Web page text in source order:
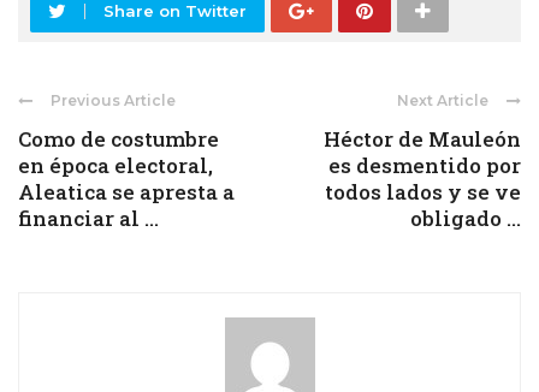
Share on Twitter
Previous Article
Como de costumbre
en época electoral,
Aleatica se apresta a
financiar al ...
Next Article
Héctor de Mauleón
es desmentido por
todos lados y se ve
obligado ...